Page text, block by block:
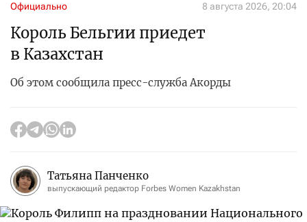
Официально 8 августа 2026, 20:04
Король Бельгии приедет
в Казахстан
Об этом сообщила пресс-служба Акорды
Татьяна Панченко
выпускающий редактор Forbes Women Kazakhstan